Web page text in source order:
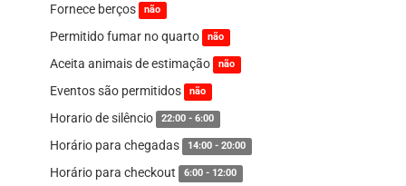
Fornece berços não
Permitido fumar no quarto não
Aceita animais de estimação não
Eventos são permitidos não
Horario de silêncio 22:00 - 6:00
Horário para chegadas 14:00 - 20:00
Horário para checkout 6:00 - 12:00